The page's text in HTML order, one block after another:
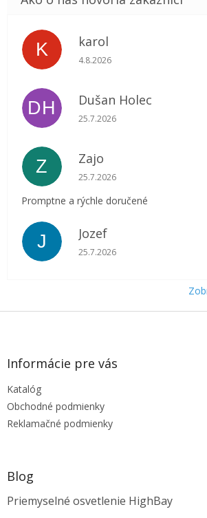
K karol
Hodnotenie obchodu je 5 z 5
4.8.2026
DH Dušan Holec
Hodnotenie obchodu je 5 z 5
25.7.2026
Z Zajo
Hodnotenie obchodu je 5 z 5
25.7.2026
Promptne a rýchle doručené
J Jozef
Hodnotenie obchodu je 5 z 5
25.7.2026
Z
Informácie pre vás
Katalóg
Obchodné podmienky
Reklamačné podmienky
Blog
Priemyselné osvetlenie HighBay